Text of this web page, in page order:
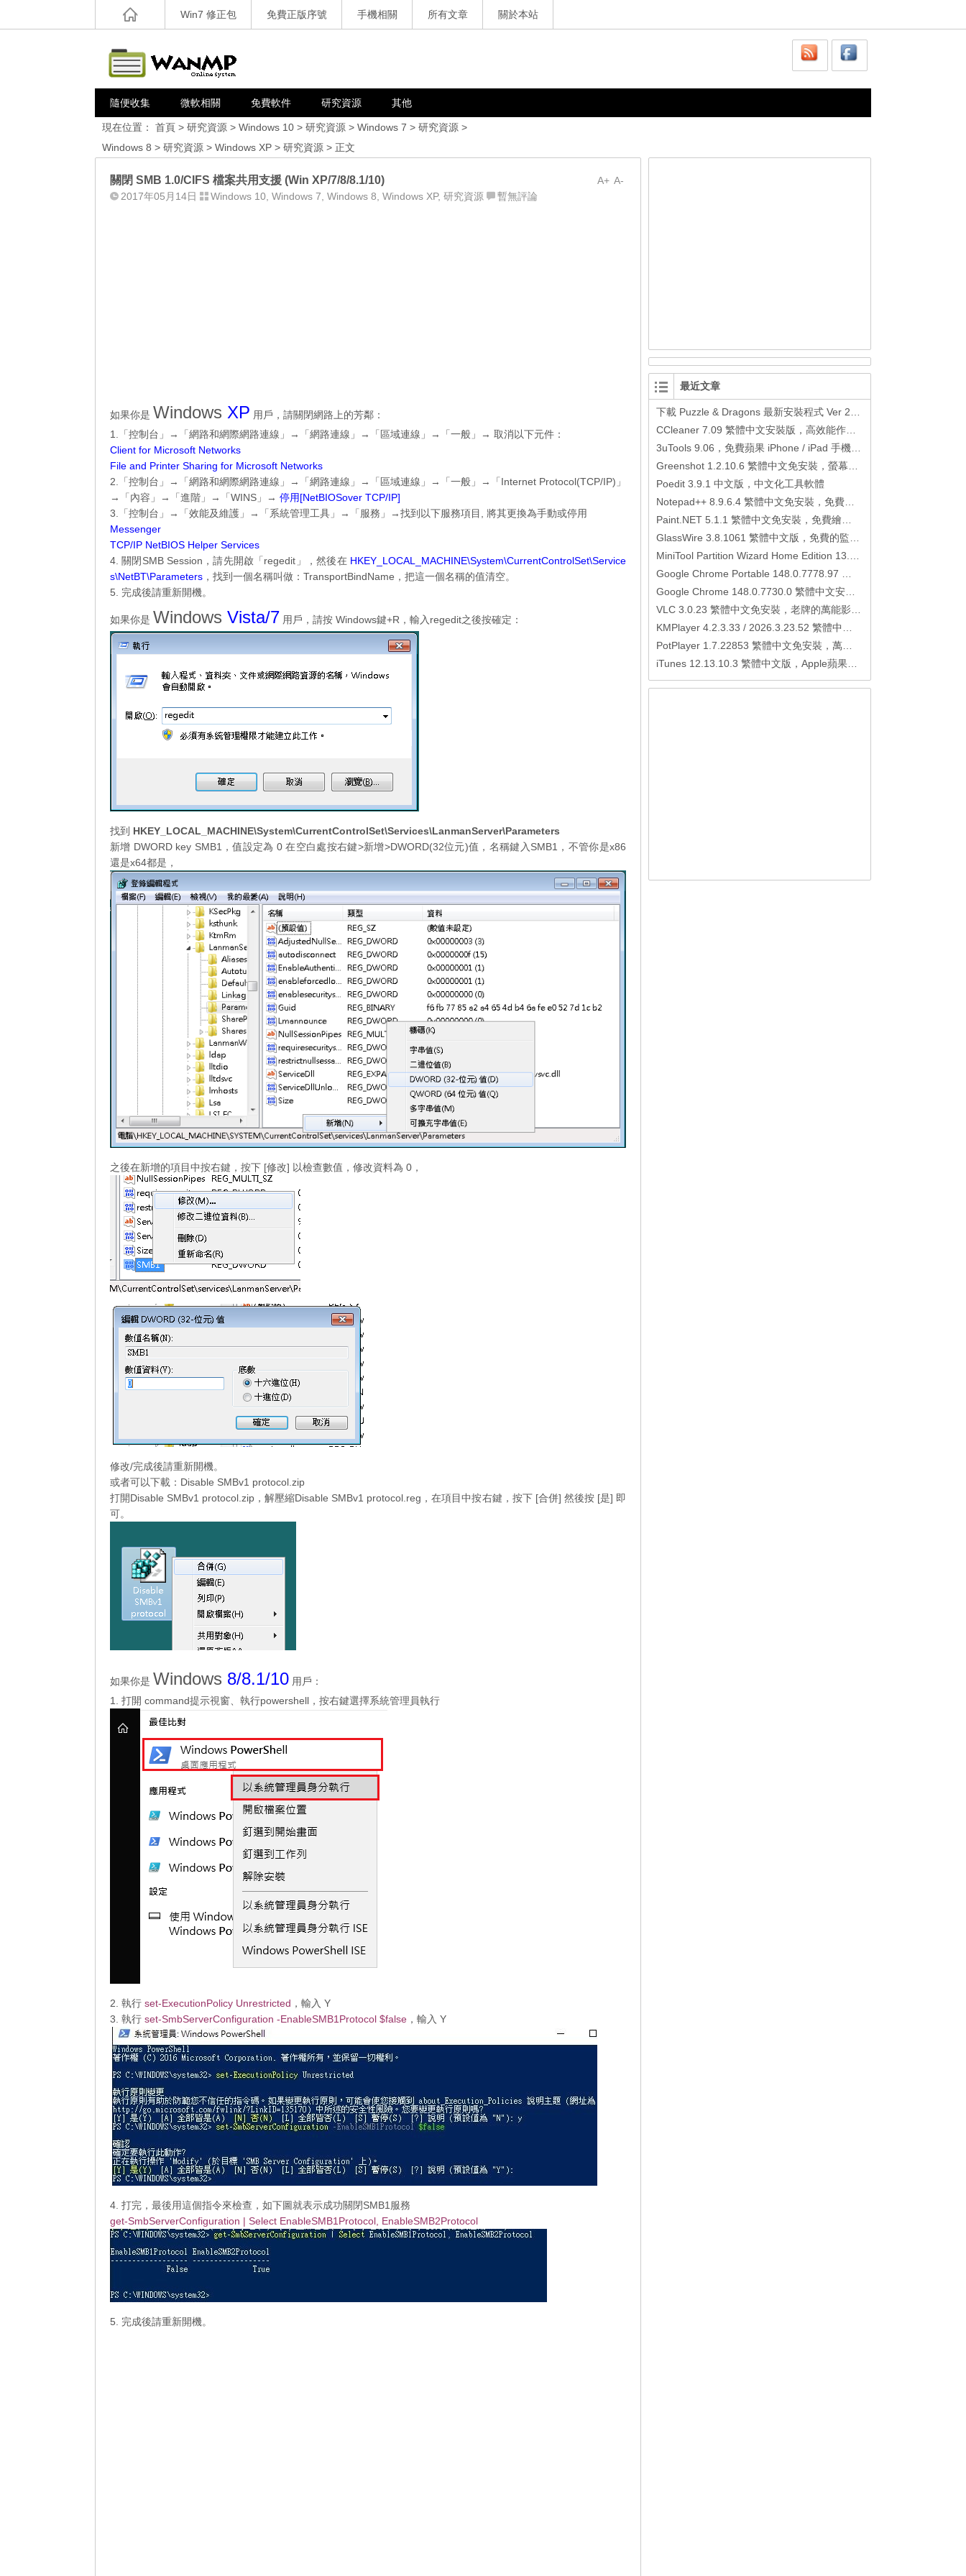
Win7 修正包 免費正版序號 手機相關 所有文章 關於本站
隨便收集 微軟相關 免費軟件 研究資源 其他
現在位置： 首頁 > 研究資源 > Windows 10 > 研究資源 > Windows 7 > 研究資源 >
Windows 8 > 研究資源 > Windows XP > 研究資源 > 正文
A-
A+
關閉 SMB 1.0/CIFS 檔案共用支援 (Win XP/7/8/8.1/10)
2017年05月14日 Windows 10 Windows 7 Windows 8 Windows XP, 研究資源 暫無評論
如果你是 Windows XP 用戶，請關閉網路上的芳鄰：
1.「控制台」→「網路和網際網路連線」→「網路連線」→「區域連線」→「一般」→ 取消以下元件：
Client for Microsoft Networks
File and Printer Sharing for Microsoft Networks
2.「控制台」→「網路和網際網路連線」→「網路連線」→「區域連線」→「一般」→「Internet Protocol(TCP/IP)」
→「內容」→「進階」→「WINS」→ 停用[NetBIOSover TCP/IP]
3.「控制台」→「效能及維護」→「系統管理工具」→「服務」→找到以下服務項目, 將其更換為手動或停用
Messenger
TCP/IP NetBIOS Helper Services
4. 關閉SMB Session，請先開啟「regedit」，然後在 HKEY_LOCAL_MACHINE\System\CurrentControlSet\Service
s\NetBT\Parameters ，找到一個名稱叫做：TransportBindName，把這一個名稱的值清空。
5. 完成後請重新開機。
如果你是 Windows Vista/7 用戶，請按 Windows鍵+R，輸入regedit之後按確定：
找到 HKEY_LOCAL_MACHINE\System\CurrentControlSet\Services\LanmanServer\Parameters
新增 DWORD key SMB1，值設定為 0 在空白處按右鍵>新增>DWORD(32位元)值，名稱鍵入SMB1，不管你是x86
還是x64都是，
之後在新增的項目中按右鍵，按下 [修改] 以檢查數值，修改資料為 0，
修改/完成後請重新開機。
或者可以下載： Disable SMBv1 protocol.zip
打開Disable SMBv1 protocol.zip，解壓縮Disable SMBv1 protocol.reg，在項目中按右鍵，按下 [合併] 然後按 [是] 即
可。
如果你是 Windows 8/8.1/10 用戶：
1. 打開 command提示視窗、執行powershell，按右鍵選擇系統管理員執行
2. 執行 set-ExecutionPolicy Unrestricted ，輸入 Y
3. 執行 set-SmbServerConfiguration -EnableSMB1Protocol $false ，輸入 Y
4. 打完，最後用這個指令來檢查，如下圖就表示成功關閉SMB1服務
get-SmbServerConfiguration | Select EnableSMB1Protocol, EnableSMB2Protocol
5. 完成後請重新開機。
最近文章
Poedit 3.9.1 中文版，中文化工具軟體